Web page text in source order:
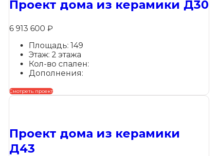
Проект дома из керамики Д30
6 913 600 ₽
Площадь: 149
Этаж: 2 этажа
Кол-во спален:
Дополнения:
Смотреть проект
Проект дома из керамики
Д43